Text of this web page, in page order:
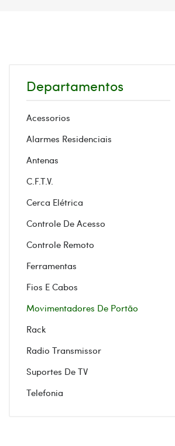
Departamentos
Acessorios
Alarmes Residenciais
Antenas
C.F.T.V.
Cerca Elétrica
Controle De Acesso
Controle Remoto
Ferramentas
Fios E Cabos
Movimentadores De Portão
Rack
Radio Transmissor
Suportes De TV
Telefonia